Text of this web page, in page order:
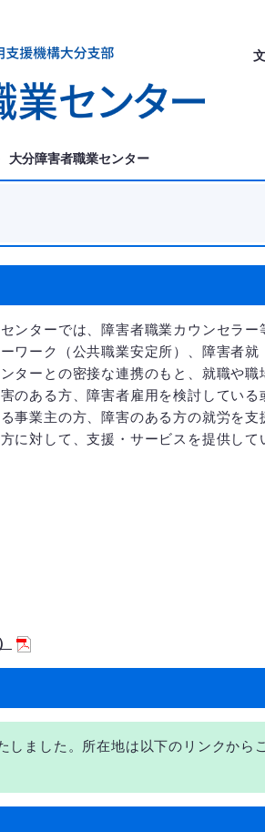
大分障害者職業センター
ンターでは、障害者職業カウンセラー
ワーク（公共職業安定所）、障害者就
ターとの密接な連携のもと、就職や職
のある方、障害者雇用を検討している
事業主の方、障害のある方の就労を支
に対して、支援・サービスを提供して
しました。所在地は以下のリンクから